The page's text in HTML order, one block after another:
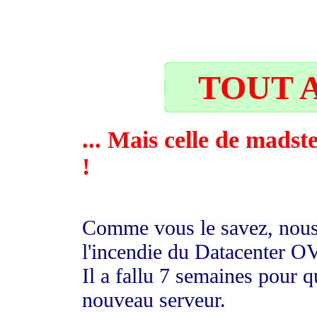
TOUT
... Mais celle de
!
Comme vous le savez,
l'incendie du Datacenter
Il a fallu 7 semaines pour
nouveau serveur.